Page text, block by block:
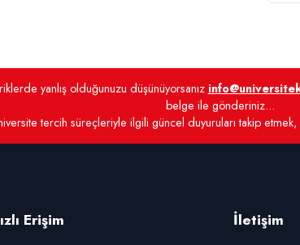
yanlış olduğunuzu düşünüyorsanız
belge ile gönderiniz...
tercih süreçleriyle ilgili güncel duyuruları takip
Erişim İletişim